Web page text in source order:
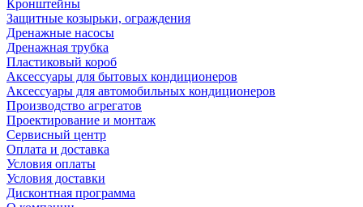
Кронштейны
Защитные козырьки, ограждения
Дренажные насосы
Дренажная трубка
Пластиковый короб
Аксессуары для бытовых кондиционеров
Аксессуары для автомобильных кондиционеров
Производство агрегатов
Проектирование и монтаж
Сервисный центр
Оплата и доставка
Условия оплаты
Условия доставки
Дисконтная программа